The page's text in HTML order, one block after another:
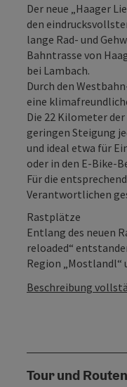
Der neue „Haager
den
lange Rad- und
Bahntrasse von
bei Lambach.
Durch den
eine
Die 22 Kilometer
geringen Steigung
und ideal etwa für
oder in den E-Bike-
Für die
Verantwortlichen
Rastplätze
Entlang des neuen
reloaded“
Region „Mostlandl“
Beschreibung
Tour und